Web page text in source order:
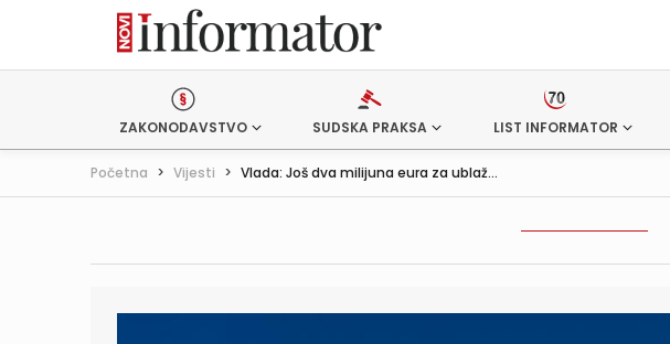
ZAKONODAVSTVO SUDSKA PRAKSA LIST INFORMATOR
Početna > Vijesti > Vlada: Još dva milijuna eura za ublaž...